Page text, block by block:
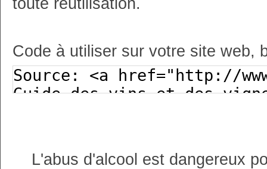
toute réutilisation.
Code à utiliser sur votre site web,
L'abus d'alcool est dangereux